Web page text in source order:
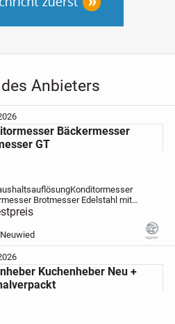
Anbieters
Bäckermesser
GT
Konditormesser
BrotmesserEdelstahl mit
Länge ca. 33 cm
auch als Shop-2-Shop Päckchen
Kuchenheber Neu +